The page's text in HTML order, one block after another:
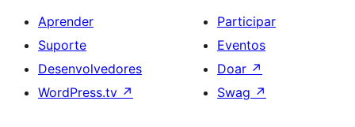
Aprender
Suporte
Desenvolvedores
WordPress.tv ↗
Participar
Eventos
Doar ↗
Swag ↗